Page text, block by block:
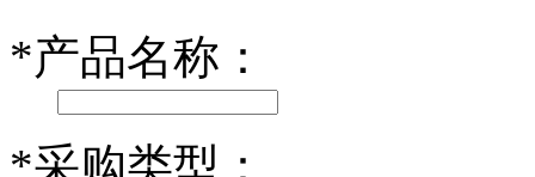
乐道L60核心零部件配套供应商一览
*产品名称：
*采购类型：